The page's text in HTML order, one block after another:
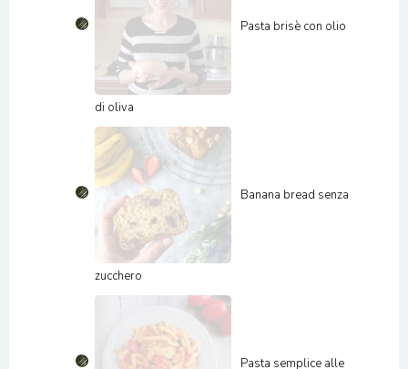
Pasta brisè con olio
di oliva
Banana bread senza
zucchero
Pasta semplice alle